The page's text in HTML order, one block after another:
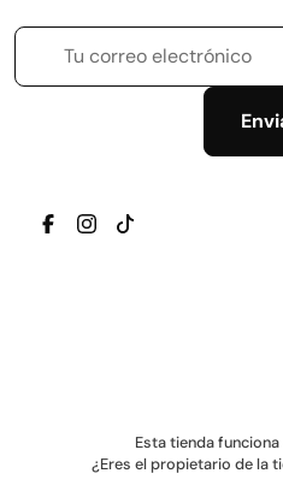
TRANSLATION MISSING:
TRANSLATION
TRANSLATION
Esta tienda funciona
¿Eres el propietario de la